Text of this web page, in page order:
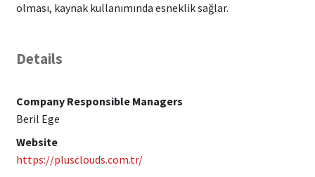
olması, kaynak kullanımında esneklik sağlar.
Details
Company Responsible Managers
Beril Ege
Website
https://plusclouds.com.tr/